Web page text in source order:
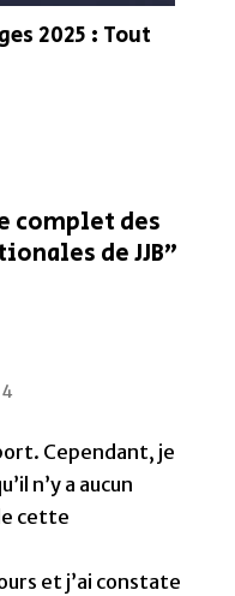
2025 : Tout
complet des
de JJB”
Cependant, je
n’y a aucun
cette
et j’ai constate